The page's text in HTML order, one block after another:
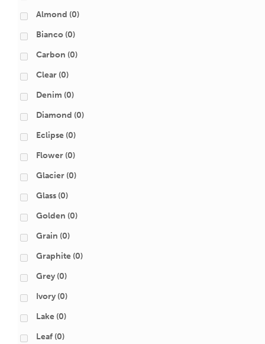
Almond (0)
Bianco (0)
Carbon (0)
Clear (0)
Denim (0)
Diamond (0)
Eclipse (0)
Flower (0)
Glacier (0)
Glass (0)
Golden (0)
Grain (0)
Graphite (0)
Grey (0)
Ivory (0)
Lake (0)
Leaf (0)